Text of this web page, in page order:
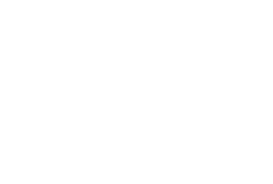
in einem neuen Tab)